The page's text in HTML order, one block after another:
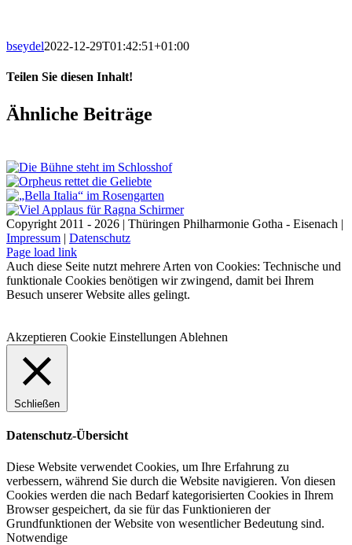
bseydel2022-12-29T01:42:51+01:00
Teilen Sie diesen Inhalt!
Facebook
X
LinkedIn
E-
Mail
Ähnliche Beiträge
Copyright 2011 - 2026 | Thüringen Philharmonie Gotha - Eisenach |
Impressum | Datenschutz
Facebook
Instagram
WhatsApp
YouTube
E-
Mail
Telefon
Page load link
Auch diese Seite nutzt mehrere Arten von Cookies: Technische und
funktionale Cookies benötigen wir zwingend, damit bei Ihrem
Besuch unserer Website alles gelingt.
Akzeptieren Cookie Einstellungen Ablehnen
Schließen
Datenschutz-Übersicht
Diese Website verwendet Cookies, um Ihre Erfahrung zu
verbessern, während Sie durch die Website navigieren. Von diesen
Cookies werden die nach Bedarf kategorisierten Cookies in Ihrem
Browser gespeichert, da sie für das Funktionieren der
Grundfunktionen der Website von wesentlicher Bedeutung sind.
Notwendige